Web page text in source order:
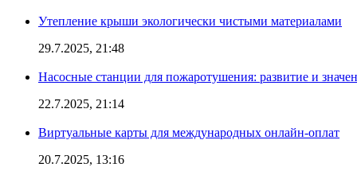
Утепление крыши экологически чистыми материалами
29.7.2025, 21:48
Насосные станции для пожаротушения: развитие и
22.7.2025, 21:14
Виртуальные карты для международных онлайн-оплат
20.7.2025, 13:16